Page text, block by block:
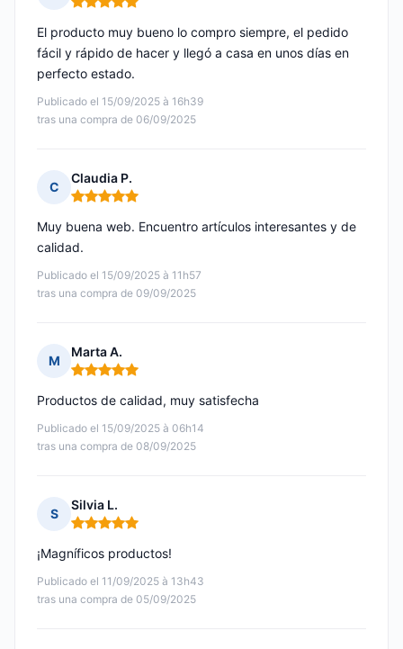
Nota: 5 de 5
Publicado el 15/09/2025 à 16h39
tras una compra de 06/09/2025
El producto muy bueno lo compro siempre, el pedido
fácil y rápido de hacer y llegó a casa en unos días en
perfecto estado.
C
Claudia P.
Nota: 5 de 5
Publicado el 15/09/2025 à 11h57
tras una compra de 09/09/2025
Muy buena web. Encuentro artículos interesantes y de
calidad.
M
Marta A.
Nota: 5 de 5
Publicado el 15/09/2025 à 06h14
tras una compra de 08/09/2025
Productos de calidad, muy satisfecha
S
Silvia L.
Nota: 5 de 5
Publicado el 11/09/2025 à 13h43
tras una compra de 05/09/2025
¡Magníficos productos!